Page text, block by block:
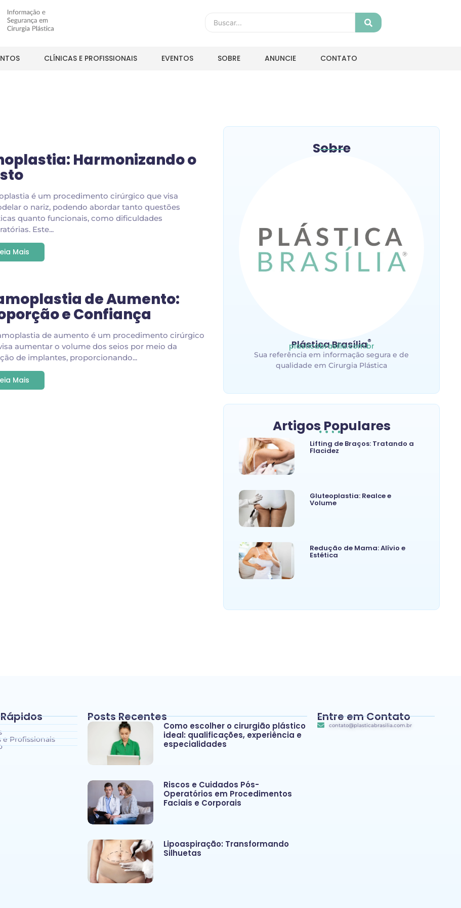
CLÍNICAS E PROFISSIONAIS EVENTOS SOBRE ANUNCIE CONTATO
Harmonizando o
é um procedimento cirúrgico que visa
o nariz, podendo abordar tanto questões
quanto funcionais, como dificuldades
Este...
Mais
de Aumento:
e Confiança
de aumento é um procedimento cirúrgico
aumentar o volume dos seios por meio da
de implantes, proporcionando...
Mais
Sobre
Plástica Brasília®
plasticabrasilia.com.br
Sua referência em informação segura e de
qualidade em Cirurgia Plástica
Artigos Populares
Lifting de Braços: Tratando a
Flacidez
Gluteoplastia: Realce e
Volume
Redução de Mama: Alívio e
Estética
e Profissionais
Posts Recentes
Como escolher o cirurgião plástico
ideal: qualificações, experiência e
especialidades
Riscos e Cuidados Pós-
Operatórios em Procedimentos
Faciais e Corporais
Lipoaspiração: Transformando
Silhuetas
Entre em Contato
contato@plasticabrasilia.com.br